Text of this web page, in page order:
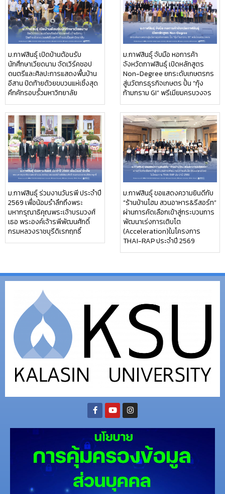
ม.กาฬสินธุ์ เปิดบ้านต้อนรับ
นักศึกษาเวียดนาม จัดเวิร์คชอป
ดนตรีและศิลปะการแสดงพื้นบ้าน
อีสาน ปิดท้ายด้วยขบวนแห่เซิ้งสุด
คึกคักรอบรั้วมหาวิทยาลัย
ม.กาฬสินธุ์ จับมือ หอการค้า
จังหวัดกาฬสินธุ์ เปิดหลักสูตร
Non-Degree ยกระดับเกษตรกร
สู่นวัตกรธุรกิจเกษตร ปั้น “กุ้ง
ก้ามกราม GI” พรีเมียมครบวงจร
ม.กาฬสินธุ์ ร่วมงานวันรพี ประจำปี
2569 เพื่อน้อมรำลึกถึงพระ
มหากรุณาธิคุณพระเจ้าบรมวงศ์
เธอ พระองค์เจ้ารพีพัฒนศักดิ์
กรมหลวงราชบุรีดิเรกฤทธิ์
ม.กาฬสินธุ์ ขอแสดงความยินดีกับ
“ร้านบ้านโฮม สวนอาหาร&รีสอร์ท”
ผ่านการคัดเลือกเข้าสู่กระบวนการ
พัฒนาเร่งการเติบโต
(Acceleration)ในโครงการ
THAI-RAP ประจำปี 2569